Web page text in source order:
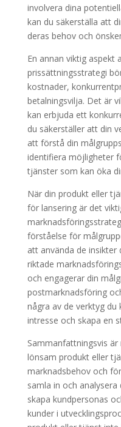
involvera dina
kan du säkerställa att
deras behov och
En annan viktig aspekt
prissättningsstrategi
kostnader,
betalningsvilja. Det är
kan erbjuda ett
du säkerställer att din
att förstå din
identifiera möjligheter
tjänster som kan öka
När din produkt eller
för lansering är det
förståelse för
att använda de insikter
riktade
och engagerar din
postmarknadsföring
några av de verktyg
intresse och skapa en
Sammanfattningsvis
lönsam produkt eller
marknadsbehov och
samla in och
skapa kundpersonas
kunder i